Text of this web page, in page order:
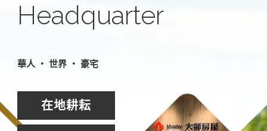
Headquarter
華人 ‧ 世界 ‧ 豪宅
在地耕耘